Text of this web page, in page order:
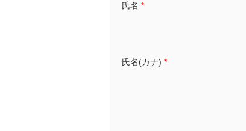
氏名 *
氏名(カナ) *